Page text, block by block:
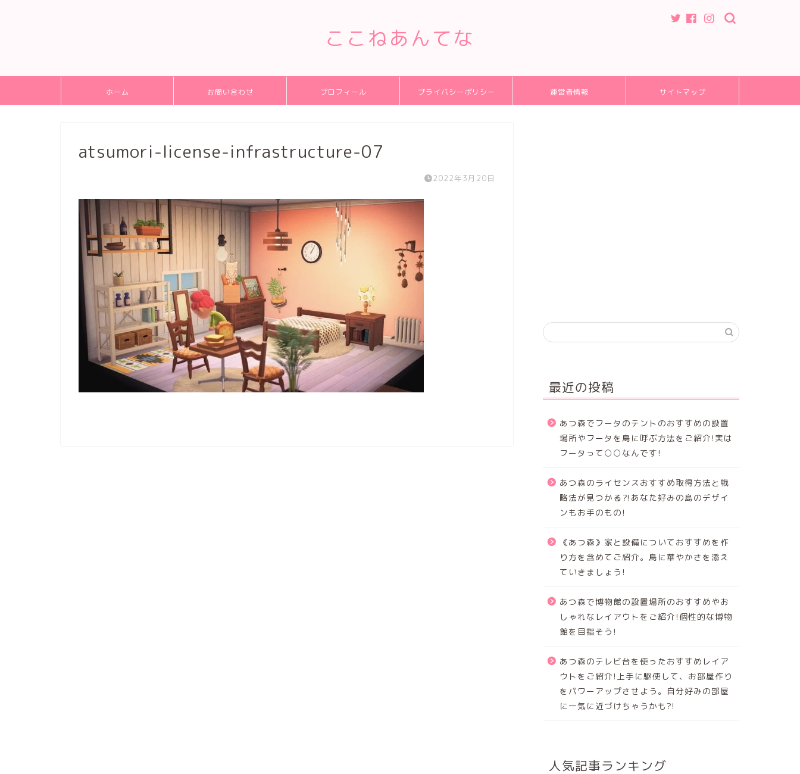
ここねあんてな
ホーム お問い合わせ プロフィール プライバシーポリシー 運営者情報 サイトマップ
atsumori-license-infrastructure-07
2022年3月20日
最近の投稿
あつ森でフータのテントのおすすめの設置
場所やフータを島に呼ぶ方法をご紹介!実は
フータって○○なんです!
あつ森のライセンスおすすめ取得方法と戦
略法が見つかる⁈あなた好みの島のデザイ
ンもお手のもの!
《あつ森》家と設備についておすすめを作
り方を含めてご紹介。島に華やかさを添え
ていきましょう!
あつ森で博物館の設置場所のおすすめやお
しゃれなレイアウトをご紹介!個性的な博物
館を目指そう!
あつ森のテレビ台を使ったおすすめレイア
ウトをご紹介!上手に駆使して、お部屋作り
をパワーアップさせよう。自分好みの部屋
に一気に近づけちゃうかも?!
人気記事ランキング